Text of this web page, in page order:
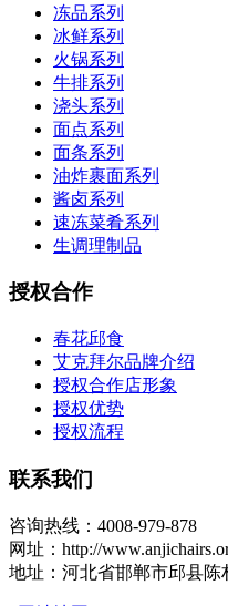
冻品系列
冰鲜系列
火锅系列
牛排系列
浇头系列
面点系列
面条系列
油炸裹面系列
酱卤系列
速冻菜肴系列
生调理制品
授权合作
春花邱食
艾克拜尔品牌介绍
授权合作店形象
授权优势
授权流程
联系我们
咨询热线：4008-979-878
网址：http://
地址：河北省邯郸市邱县